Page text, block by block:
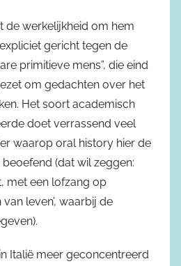
de werkelijkheid om hem
gericht tegen de
primitieve mens”, die eind
om gedachten over het
Het soort academisch
doet verrassend veel
waarop oral history hier de
(dat wil zeggen:
met een lofzang op
leven’, waarbij de
Italië meer geconcentreerd